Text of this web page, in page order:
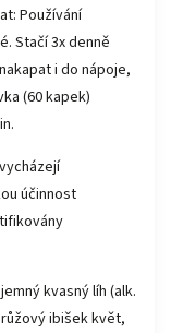
Používání
Stačí 3x denně
i do nápoje,
(60 kapek)
účinnost
kvasný líh (alk.
ibišek květ,